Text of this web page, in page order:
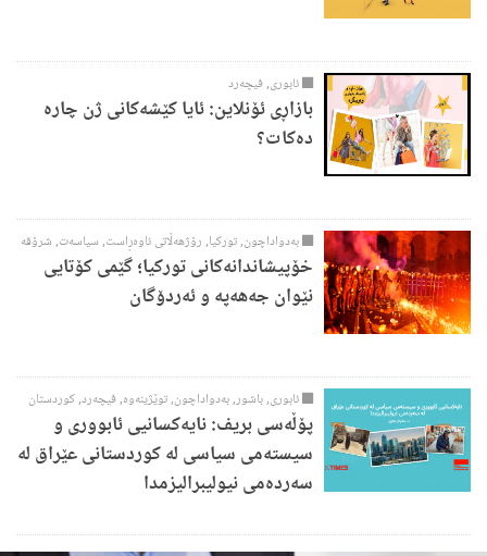
ئابوری,فیچەرد
بازاڕی ئۆنلاین: ئایا کێشەکانی ژن چارە
دەکات؟
بەدواداچون,تورکیا,رۆژهەڵاتی ناوەڕاست,سیاسەت,شرۆڤە
خۆپیشاندانەکانی تورکیا؛ گێمی کۆتایی
نێوان جەهەپە و ئەردۆگان
ئابوری,باشور,بەدواداچون,توێژینەوە,فیچەرد,کوردستان
پۆڵەسی بریف: نایەکسانیی ئابووری و
سیستەمی سیاسی لە کوردستانی عێراق لە
سەردەمی نیولیبرالیزمدا